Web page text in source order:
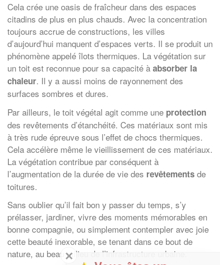
Cela crée une oasis de fraîcheur dans des espaces
citadins de plus en plus chauds. Avec la concentration
toujours accrue de constructions, les villes
d’aujourd’hui manquent d’espaces verts. Il se produit un
phénomène appelé îlots thermiques. La végétation sur
un toit est reconnue pour sa capacité à absorber la
chaleur. Il y a aussi moins de rayonnement des
surfaces sombres et dures.
Par ailleurs, le toit végétal agit comme une protection
des revêtements d’étanchéité. Ces matériaux sont mis
à très rude épreuve sous l’effet de chocs thermiques.
Cela accélère même le vieillissement de ces matériaux.
La végétation contribue par conséquent à
l’augmentation de la durée de vie des revêtements de
toitures.
Sans oublier qu’il fait bon y passer du temps, s’y
prélasser, jardiner, vivre des moments mémorables en
bonne compagnie, ou simplement contempler avec joie
cette beauté inexorable, se tenant dans ce bout de
nature, au beau milieu de l’infrastructure urbaine.
✕